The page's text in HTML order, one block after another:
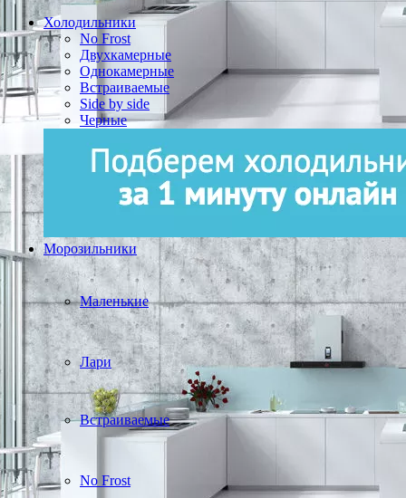
Холодильники
No Frost
Двухкамерные
Однокамерные
Встраиваемые
Side by side
Черные
Морозильники
Маленькие
Лари
Встраиваемые
No Frost